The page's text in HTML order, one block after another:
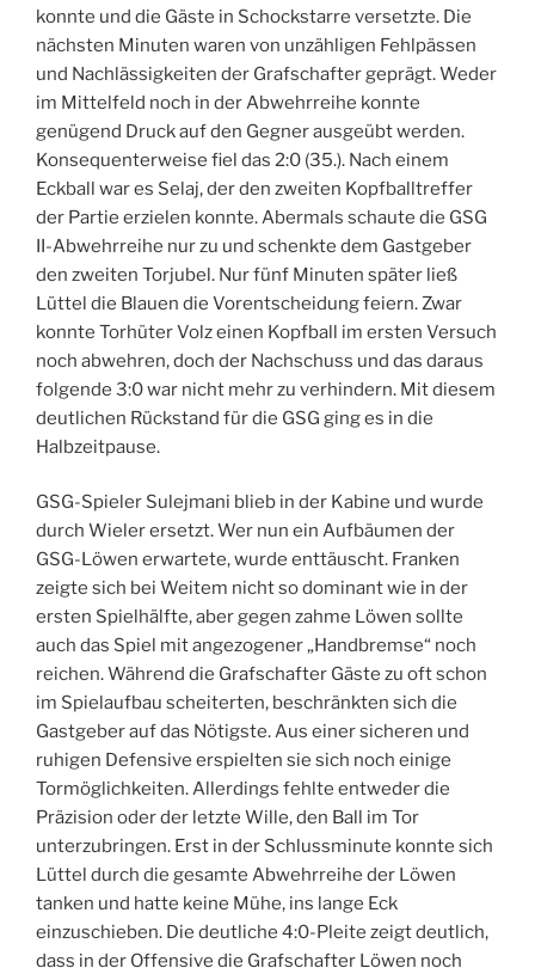
konnte und die Gäste in Schockstarre versetzte. Die
nächsten Minuten waren von unzähligen Fehlpässen
und Nachlässigkeiten der Grafschafter geprägt. Weder
im Mittelfeld noch in der Abwehrreihe konnte
genügend Druck auf den Gegner ausgeübt werden.
Konsequenterweise fiel das 2:0 (35.). Nach einem
Eckball war es Selaj, der den zweiten Kopfballtreffer
der Partie erzielen konnte. Abermals schaute die GSG
II-Abwehrreihe nur zu und schenkte dem Gastgeber
den zweiten Torjubel. Nur fünf Minuten später ließ
Lüttel die Blauen die Vorentscheidung feiern. Zwar
konnte Torhüter Volz einen Kopfball im ersten Versuch
noch abwehren, doch der Nachschuss und das daraus
folgende 3:0 war nicht mehr zu verhindern. Mit diesem
deutlichen Rückstand für die GSG ging es in die
Halbzeitpause.
GSG-Spieler Sulejmani blieb in der Kabine und wurde
durch Wieler ersetzt. Wer nun ein Aufbäumen der
GSG-Löwen erwartete, wurde enttäuscht. Franken
zeigte sich bei Weitem nicht so dominant wie in der
ersten Spielhälfte, aber gegen zahme Löwen sollte
auch das Spiel mit angezogener „Handbremse“ noch
reichen. Während die Grafschafter Gäste zu oft schon
im Spielaufbau scheiterten, beschränkten sich die
Gastgeber auf das Nötigste. Aus einer sicheren und
ruhigen Defensive erspielten sie sich noch einige
Tormöglichkeiten. Allerdings fehlte entweder die
Präzision oder der letzte Wille, den Ball im Tor
unterzubringen. Erst in der Schlussminute konnte sich
Lüttel durch die gesamte Abwehrreihe der Löwen
tanken und hatte keine Mühe, ins lange Eck
einzuschieben. Die deutliche 4:0-Pleite zeigt deutlich,
dass in der Offensive die Grafschafter Löwen noch